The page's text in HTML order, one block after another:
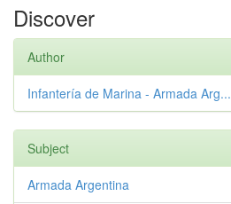
Discover
Author
Infantería de Marina - Armada Arg...
Subject
Armada Argentina